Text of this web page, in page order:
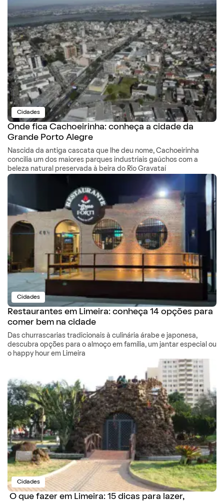
Cidades
Onde fica Cachoeirinha: conheça a cidade da
Grande Porto Alegre
Nascida da antiga cascata que lhe deu nome, Cachoeirinha
concilia um dos maiores parques industriais gaúchos com a
beleza natural preservada à beira do Rio Gravataí
Cidades
Restaurantes em Limeira: conheça 14 opções para
comer bem na cidade
Das churrascarias tradicionais à culinária árabe e japonesa,
descubra opções para o almoço em família, um jantar especial ou
o happy hour em Limeira
Cidades
O que fazer em Limeira: 15 dicas para lazer,